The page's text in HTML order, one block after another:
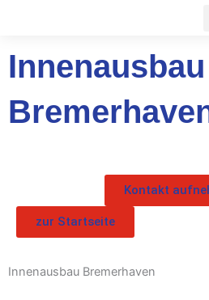
Innenausbau
Kontakt
zur Startseite
Innenausbau Bremerhaven